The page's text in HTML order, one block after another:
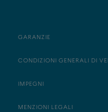
GARANZIE
CONDIZIONI GENERALI DI
IMPEGNI
MENZIONI LEGALI